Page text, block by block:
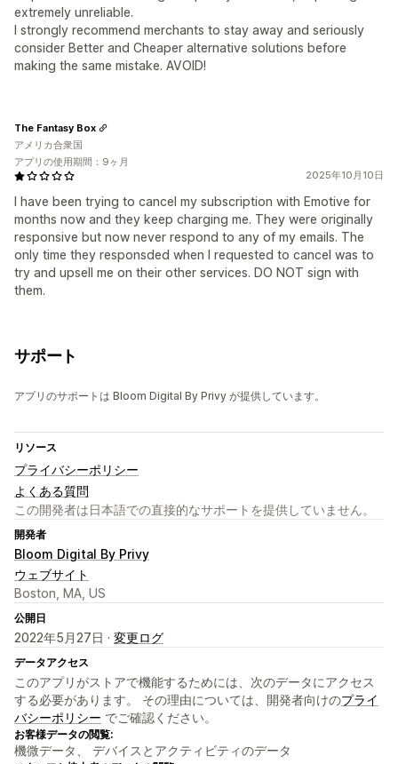
extremely unreliable.
I strongly recommend merchants to stay away and seriously
consider Better and Cheaper alternative solutions before
making the same mistake. AVOID!
2025年10月10日
I have been trying to cancel my subscription with Emotive for
months now and they keep charging me. They were originally
responsive but now never respond to any of my emails. The
only time they responsded when I requested to cancel was to
try and upsell me on their other services. DO NOT sign with
them.
The Fantasy Box
アメリカ合衆国
アプリの使用期間：9ヶ月
サポート
アプリのサポートは Bloom Digital By Privy が提供しています。
リソース
プライバシーポリシー
よくある質問
この開発者は日本語での直接的なサポートを提供していません。
開発者
Bloom Digital By Privy
ウェブサイト
Boston, MA, US
公開日
2022年5月27日 · 変更ログ
データアクセス
このアプリがストアで機能するためには、次のデータにアクセス
する必要があります。 その理由については、開発者向けのプライ
バシーポリシー でご確認ください。
お客様データの閲覧:
機微データ、 デバイスとアクティビティのデータ